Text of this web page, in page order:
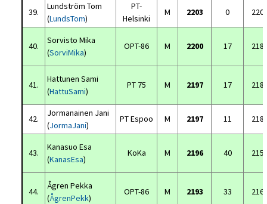
39.
Lundström Tom
(LundsTom)
PT-
Helsinki
M 2203 0
40.
Sorvisto Mika
(SorviMika)
OPT-86 M 2200 17
41.
Hattunen Sami
(HattuSami)
PT 75 M 2197 17
42.
Jormanainen Jani
(JormaJani)
PT Espoo M 2197 11
43.
Kanasuo Esa
(KanasEsa)
KoKa M 2196 40
44.
Ågren Pekka
(ÅgrenPekk)
OPT-86 M 2193 33